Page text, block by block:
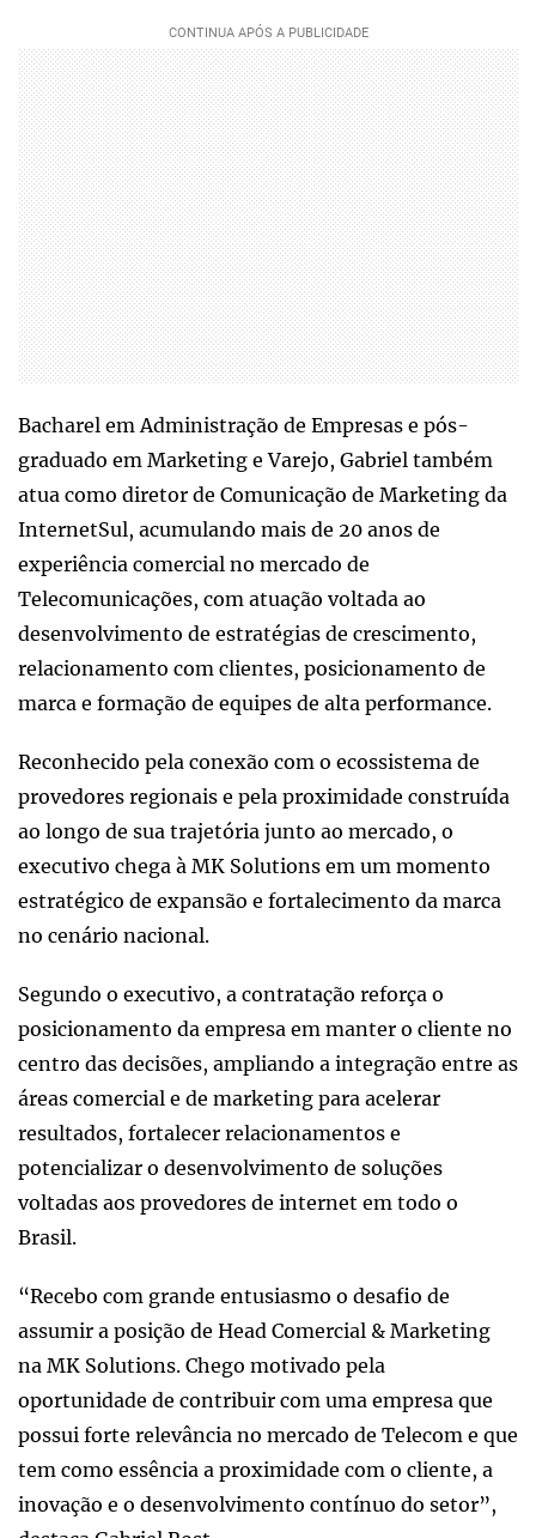
Bacharel em Administração de Empresas e pós-
graduado em Marketing e Varejo, Gabriel também
atua como diretor de Comunicação de Marketing da
InternetSul, acumulando mais de 20 anos de
experiência comercial no mercado de
Telecomunicações, com atuação voltada ao
desenvolvimento de estratégias de crescimento,
relacionamento com clientes, posicionamento de
marca e formação de equipes de alta performance.
Reconhecido pela conexão com o ecossistema de
provedores regionais e pela proximidade construída
ao longo de sua trajetória junto ao mercado, o
executivo chega à MK Solutions em um momento
estratégico de expansão e fortalecimento da marca
no cenário nacional.
Segundo o executivo, a contratação reforça o
posicionamento da empresa em manter o cliente no
centro das decisões, ampliando a integração entre as
áreas comercial e de marketing para acelerar
resultados, fortalecer relacionamentos e
potencializar o desenvolvimento de soluções
voltadas aos provedores de internet em todo o
Brasil.
“Recebo com grande entusiasmo o desafio de
assumir a posição de Head Comercial & Marketing
na MK Solutions. Chego motivado pela
oportunidade de contribuir com uma empresa que
possui forte relevância no mercado de Telecom e que
tem como essência a proximidade com o cliente, a
inovação e o desenvolvimento contínuo do setor”,